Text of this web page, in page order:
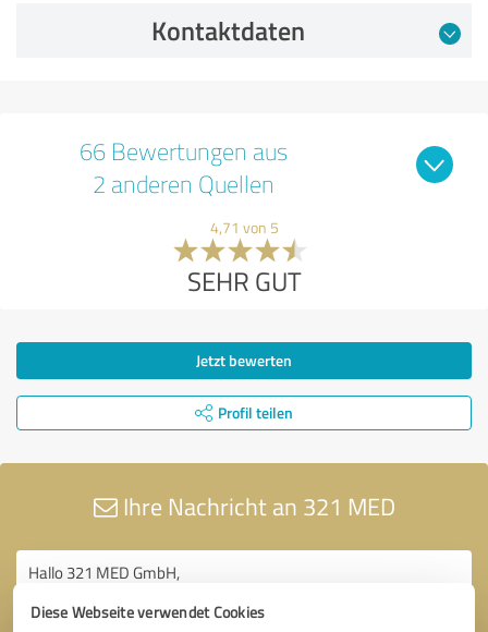
Diese Webseite verwendet Cookies
Kontaktdaten
66 Bewertungen aus
2 anderen Quellen
4,71 von 5
SEHR GUT
Jetzt bewerten
Profil teilen
Ihre Nachricht an 321 MED